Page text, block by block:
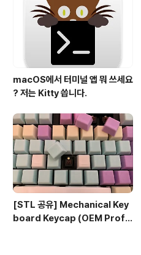
macOS에서 터미널 앱 뭐 쓰세요
? 저는 Kitty 씁니다.
[STL 공유] Mechanical Key
board Keycap (OEM Profil